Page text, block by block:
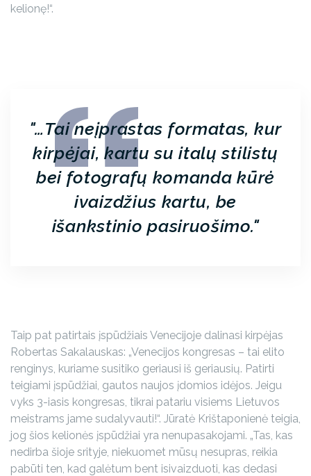
kelionę!“.
…Tai neįprastas formatas, kur
kirpėjai, kartu su italų stilistų
bei fotografų komanda kūrė
ivaizdžius kartu, be
išankstinio pasiruošimo.
Taip pat patirtais įspūdžiais Venecijoje dalinasi kirpėjas
Robertas Sakalauskas: „Venecijos kongresas – tai elito
renginys, kuriame susitiko geriausi iš geriausių. Patirti
teigiami įspūdžiai, gautos naujos įdomios idėjos. Jeigu
vyks 3-iasis kongresas, tikrai patariu visiems Lietuvos
meistrams jame sudalyvauti!“. Jūratė Krištaponienė teigia,
jog šios kelionės įspūdžiai yra nenupasakojami. „Tas, kas
nedirba šioje srityje, niekuomet mūsų nesupras, reikia
pabūti ten, kad galėtum bent isivaizduoti, kas dedasi